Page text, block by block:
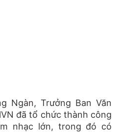
Ngàn, Trưởng Ban Văn
đã tổ chức thành công
nhạc lớn, trong đó có